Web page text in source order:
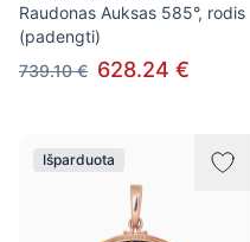
Raudonas Auksas 585°, rodis
(padengti)
739.10 € 628.24 €
Išparduota